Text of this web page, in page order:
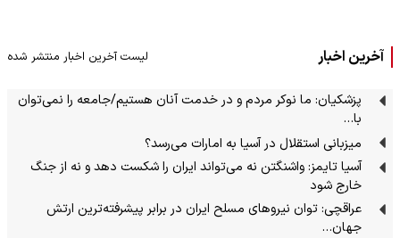
آخرین اخبار لیست آخرین اخبار منتشر شده
پزشکیان: ما نوکر مردم و در خدمت آنان هستیم/جامعه را نمی‌توان
با…
میزبانی استقلال در آسیا به امارات می‌رسد؟
آسیا تایمز: واشنگتن نه می‌تواند ایران را شکست دهد و نه از جنگ
خارج شود
عراقچی: توان نیروهای مسلح ایران در برابر پیشرفته‌ترین ارتش
جهان…